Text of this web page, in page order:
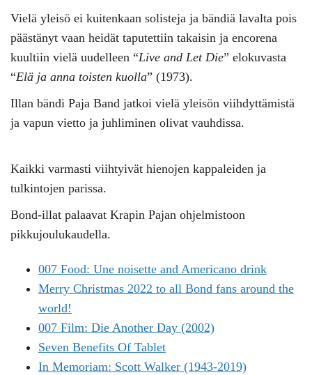
Vielä yleisö ei kuitenkaan solisteja ja bändiä lavalta pois
päästänyt vaan heidät taputettiin takaisin ja encorena
kuultiin vielä uudelleen “Live and Let Die” elokuvasta
“Elä ja anna toisten kuolla” (1973).
Illan bändi Paja Band jatkoi vielä yleisön viihdyttämistä
ja vapun vietto ja juhliminen olivat vauhdissa.
Kaikki varmasti viihtyivät hienojen kappaleiden ja
tulkintojen parissa.
Bond-illat palaavat Krapin Pajan ohjelmistoon
pikkujoulukaudella.
007 Food: Une noisette and Americano drink
Merry Christmas 2022 to all Bond fans around the
world!
007 Film: Die Another Day (2002)
Seven Benefits Of Tablet
In Memoriam: Scott Walker (1943-2019)